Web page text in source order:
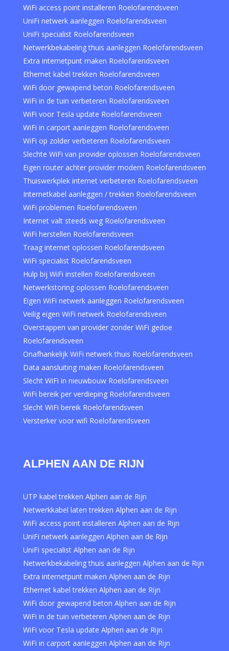
WiFi access point installeren Roelofarendsveen
UniFi netwerk aanleggen Roelofarendsveen
UniFi specialist Roelofarendsveen
Netwerkbekabeling thuis aanleggen Roelofarendsveen
Extra internetpunt maken Roelofarendsveen
Ethernet kabel trekken Roelofarendsveen
WiFi door gewapend beton Roelofarendsveen
WiFi in de tuin verbeteren Roelofarendsveen
WiFi voor Tesla update Roelofarendsveen
WiFi in carport aanleggen Roelofarendsveen
WiFi op zolder verbeteren Roelofarendsveen
Slechte WiFi van provider oplossen Roelofarendsveen
Eigen router achter provider modem Roelofarendsveen
Thuiswerkplek internet verbeteren Roelofarendsveen
Internetkabel aanleggen / trekken Roelofarendsveen
WiFi problemen Roelofarendsveen
Internet valt steeds weg Roelofarendsveen
WiFi herstellen Roelofarendsveen
Traag internet oplossen Roelofarendsveen
WiFi specialist Roelofarendsveen
Hulp bij WiFi instellen Roelofarendsveen
Netwerkstoring oplossen Roelofarendsveen
Eigen WiFi netwerk aanleggen Roelofarendsveen
Veilig eigen WiFi netwerk Roelofarendsveen
Overstappen van provider zonder WiFi gedoe
Roelofarendsveen
Onafhankelijk WiFi netwerk thuis Roelofarendsveen
Data aansluiting maken Roelofarendsveen
Slecht WiFi in nieuwbouw Roelofarendsveen
WiFi bereik per verdieping Roelofarendsveen
Slecht WiFi bereik Roelofarendsveen
Versterker voor wifi Roelofarendsveen
ALPHEN AAN DE RIJN
UTP kabel trekken Alphen aan de Rijn
Netwerkkabel laten trekken Alphen aan de Rijn
WiFi access point installeren Alphen aan de Rijn
UniFi netwerk aanleggen Alphen aan de Rijn
UniFi specialist Alphen aan de Rijn
Netwerkbekabeling thuis aanleggen Alphen aan de Rijn
Extra internetpunt maken Alphen aan de Rijn
Ethernet kabel trekken Alphen aan de Rijn
WiFi door gewapend beton Alphen aan de Rijn
WiFi in de tuin verbeteren Alphen aan de Rijn
WiFi voor Tesla update Alphen aan de Rijn
WiFi in carport aanleggen Alphen aan de Rijn